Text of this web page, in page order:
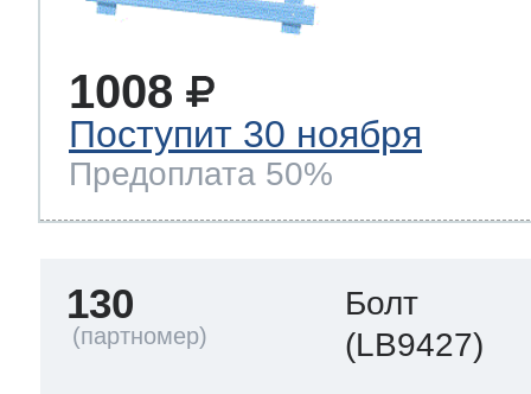
1008
Поступит 30 ноября
Предоплата 50%
130
Болт
(LB9427)